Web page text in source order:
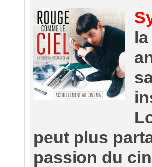
peut plus
passion du